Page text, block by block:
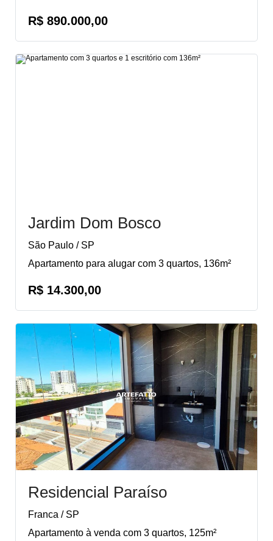
R$ 890.000,00
Jardim Dom Bosco
São Paulo / SP
Apartamento para alugar com 3 quartos, 136m²
R$ 14.300,00
Residencial Paraíso
Franca / SP
Apartamento à venda com 3 quartos, 125m²